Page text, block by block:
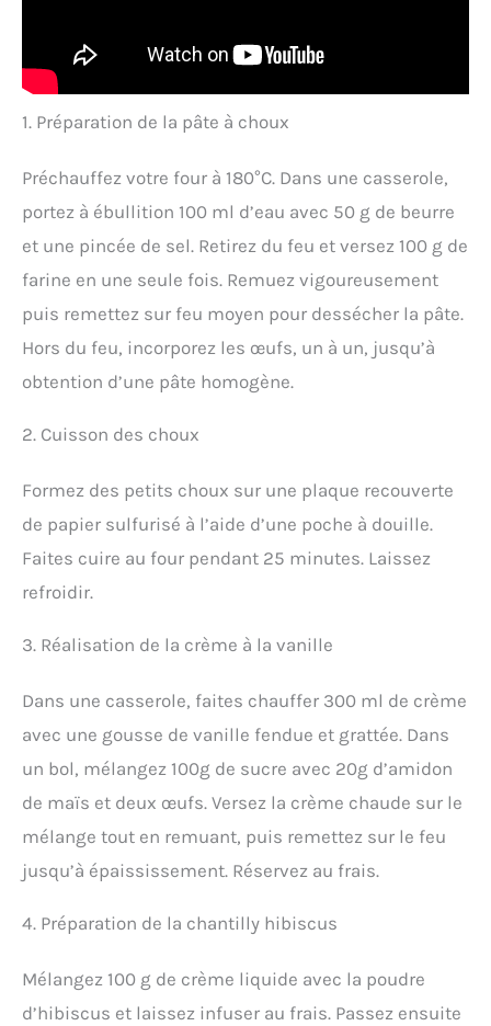
1. Préparation de la pâte à choux
Préchauffez votre four à 180°C. Dans une casserole,
portez à ébullition 100 ml d’eau avec 50 g de beurre
et une pincée de sel. Retirez du feu et versez 100 g de
farine en une seule fois. Remuez vigoureusement
puis remettez sur feu moyen pour dessécher la pâte.
Hors du feu, incorporez les œufs, un à un, jusqu’à
obtention d’une pâte homogène.
2. Cuisson des choux
Formez des petits choux sur une plaque recouverte
de papier sulfurisé à l’aide d’une poche à douille.
Faites cuire au four pendant 25 minutes. Laissez
refroidir.
3. Réalisation de la crème à la vanille
Dans une casserole, faites chauffer 300 ml de crème
avec une gousse de vanille fendue et grattée. Dans
un bol, mélangez 100g de sucre avec 20g d’amidon
de maïs et deux œufs. Versez la crème chaude sur le
mélange tout en remuant, puis remettez sur le feu
jusqu’à épaississement. Réservez au frais.
4. Préparation de la chantilly hibiscus
Mélangez 100 g de crème liquide avec la poudre
d’hibiscus et laissez infuser au frais. Passez ensuite